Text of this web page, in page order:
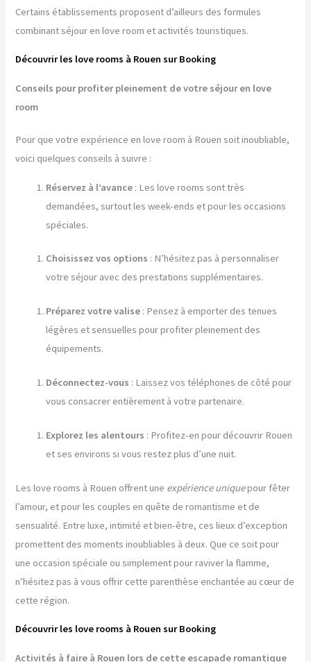
Certains établissements proposent d’ailleurs des formules
combinant séjour en love room et activités touristiques.
Découvrir les love rooms à Rouen sur Booking
Conseils pour profiter pleinement de votre séjour en love
room
Pour que votre expérience en love room à Rouen soit inoubliable,
voici quelques conseils à suivre :
Réservez à l’avance : Les love rooms sont très
demandées, surtout les week-ends et pour les occasions
spéciales.
Choisissez vos options : N’hésitez pas à personnaliser
votre séjour avec des prestations supplémentaires.
Préparez votre valise : Pensez à emporter des tenues
légères et sensuelles pour profiter pleinement des
équipements.
Déconnectez-vous : Laissez vos téléphones de côté pour
vous consacrer entièrement à votre partenaire.
Explorez les alentours : Profitez-en pour découvrir Rouen
et ses environs si vous restez plus d’une nuit.
Les love rooms à Rouen offrent une expérience uniquepour fêter
l’amour, et pour les couples en quête de romantisme et de
sensualité. Entre luxe, intimité et bien-être, ces lieux d’exception
promettent des moments inoubliables à deux. Que ce soit pour
une occasion spéciale ou simplement pour raviver la flamme,
n’hésitez pas à vous offrir cette parenthèse enchantée au cœur de
cette région.
Découvrir les love rooms à Rouen sur Booking
Activités à faire à Rouen lors de cette escapade romantique